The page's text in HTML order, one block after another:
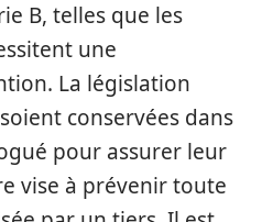
B, telles que les
une
La législation
conservées dans
pour assurer leur
vise à prévenir toute